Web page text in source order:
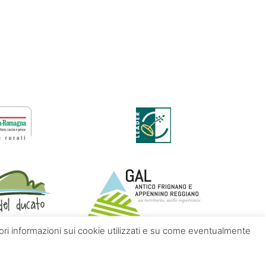
informazioni sui cookie utilizzati e su come eventualmente